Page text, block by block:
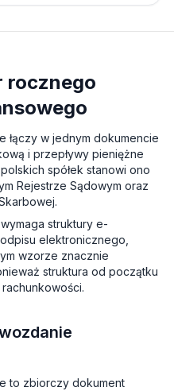
rocznego
łączy w jednym dokumencie
i przepływy pieniężne
spółek stanowi ono
Rejestrze Sądowym oraz
struktury e-
elektronicznego,
wzorze znacznie
struktura od początku
to zbiorczy dokument